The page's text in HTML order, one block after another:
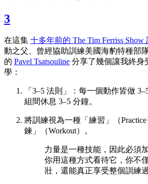
3
在這集 十多年前的 The Tim Ferriss Show
動之父、曾經協助訓練美國海豹特種部隊
的 Pavel Tsatsouline 分享了幾個讓我終身
學：
「3–5 法則」：每一個動作皆做
組間休息 3–5 分鐘。
將訓練視為一種「練習」（
鍊」（Workout）。
力量是一種技能，因此必須
你用這種方式看待它，你不
壯，還能真正享受整個訓練過